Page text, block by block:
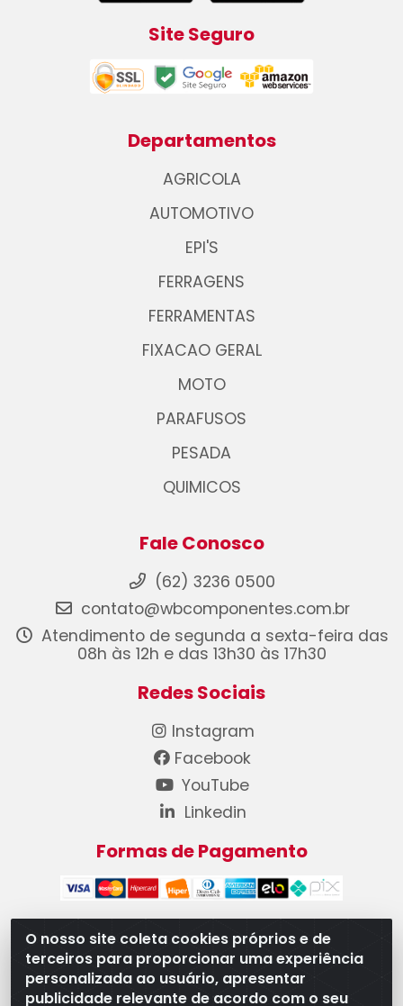
O nosso site coleta cookies próprios e de
terceiros para proporcionar uma experiência
personalizada ao usuário, apresentar
publicidade relevante de acordo com o seu
Site Seguro
Departamentos
AGRICOLA
AUTOMOTIVO
EPI'S
FERRAGENS
FERRAMENTAS
FIXACAO GERAL
MOTO
PARAFUSOS
PESADA
QUIMICOS
Fale Conosco
(62) 3236 0500
contato@wbcomponentes.com.br
Atendimento de segunda a sexta-feira das
08h às 12h e das 13h30 às 17h30
Redes Sociais
Instagram
Facebook
YouTube
Linkedin
Formas de Pagamento
WB Componentes Automotivos LTDA - CNPJ
08.528.393/0001-12 - Rua do Níquel, 667 - Parque
Oeste Industrial, Goiânia/GO - CEP 74375-660